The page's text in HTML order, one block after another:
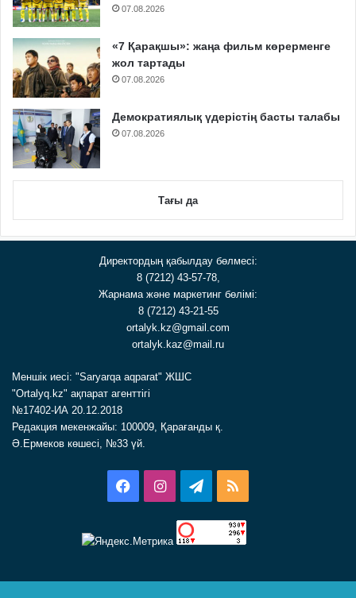
07.08.2026
«7 Қарақшы»: жаңа фильм көрерменге
жол тартады
07.08.2026
Демократиялық үдерістің басты талабы
07.08.2026
Тағы да
Директордың қабылдау бөлмесі:
8 (7212) 43-57-78,
Жарнама және маркетинг бөлімі:
8 (7212) 43-21-55
ortalyk.kz@gmail.com
ortalyk.kaz@mail.ru
Меншік иесі: "Saryarqa aqparat" ЖШС
"Ortalyq.kz" ақпарат агенттігі
№17402-ИА 20.12.2018
Редакция мекенжайы: 100009, Қарағанды қ.
Ә.Ермеков көшесі, №33 үй.
FacebookInstagramTelegram